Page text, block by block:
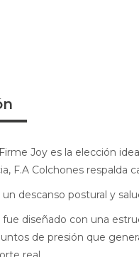
Joy es la elección
F.A Colchones
descanso postural y
fue diseñado con una
de presión que